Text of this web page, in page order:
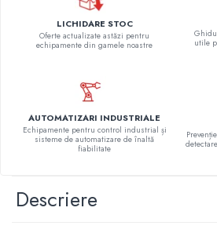
LICHIDARE STOC
Oferte actualizate astăzi pentru
echipamente din gamele noastre
utile
AUTOMATIZARI INDUSTRIALE
Echipamente pentru control industrial și
sisteme de automatizare de înaltă
fiabilitate
Descriere